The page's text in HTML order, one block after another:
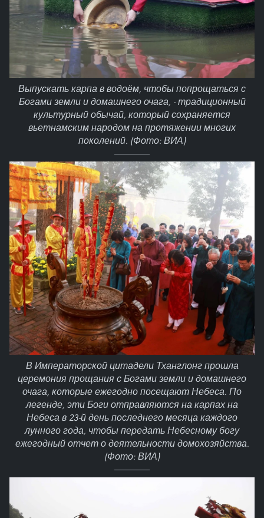
Выпускать карпа в водоём, чтобы попрощаться с
Богами земли и домашнего очага, - традиционный
культурный обычай, который сохраняется
вьетнамским народом на протяжении многих
поколений. (Фото: ВИА)
В Императорской цитадели Тханглонг прошла
церемония прощания с Богами земли и домашнего
очага, которые ежегодно посещают Небеса. По
легенде, эти Боги отправляются на карпах на
Небеса в 23-й день последнего месяца каждого
лунного года, чтобы передать Небесному богу
ежегодный отчет о деятельности домохозяйства.
(Фото: ВИА)